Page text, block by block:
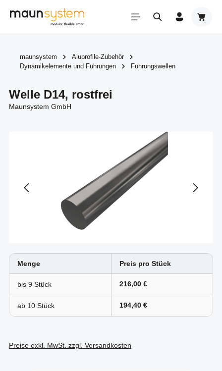
Zum Hauptinhalt springen
maunsystem
Aluprofile-Zubehör
Dynamikelemente und Führungen
Führungswellen
Welle D14, rostfrei
Maunsystem GmbH
Menge Preis pro Stück
bis 9 216,00 €
ab 10 194,40 €
Preise exkl. MwSt. zzgl. Versandkosten